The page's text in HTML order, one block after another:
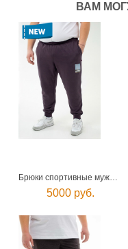
ВАМ
Брюки спортивные мужские
5000 руб.